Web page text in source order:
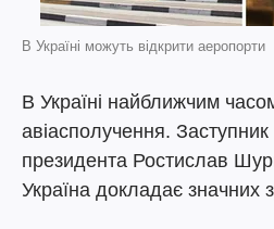
В Україні можуть відкрити аеропорти
В Україні найближчим
авіасполучення.
президента Ростислав
Україна докладає значних